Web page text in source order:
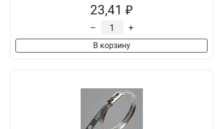
23,41 ₽
– +
В корзину